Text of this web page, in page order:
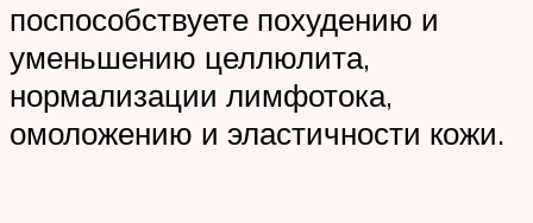
поспособствуете похудению и
уменьшению целлюлита,
нормализации лимфотока,
омоложению и эластичности кожи.